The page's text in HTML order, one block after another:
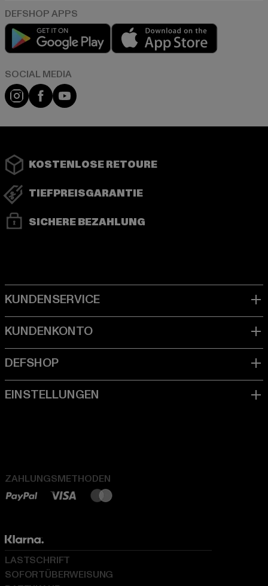
Play market
App store
Instagram
FacebookYouTube
KOSTENLOSE RETOURE
TIEFPREISGARANTIE
SICHERE BEZAHLUNG
ZAHLUNGSMETHODEN
LASTSCHRIFT
SOFORTÜBERWEISUNG